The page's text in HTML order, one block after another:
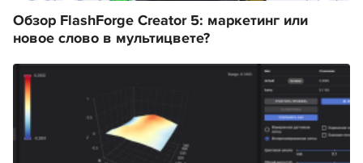
Обзор FlashForge Creator 5: маркетинг или
новое слово в мультицвете?